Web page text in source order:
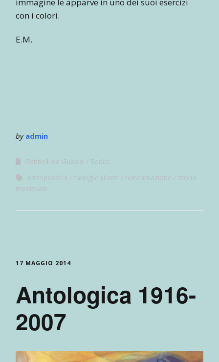
con i colori.
E.M.
by admin
Gabrielli da Gubbio
Radici
antroposofia
famiglie illustri reincarnazione
storia
medievale
17 MAGGIO 2014
Antologica 1916-
2007